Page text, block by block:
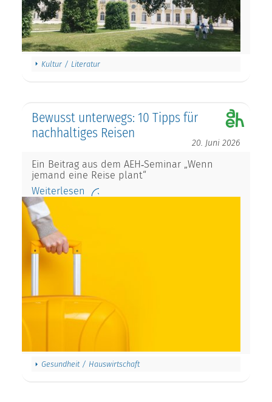
Kultur / Literatur
Bewusst unterwegs: 10 Tipps für
nachhaltiges Reisen
20. Juni 2026
Ein Beitrag aus dem AEH‑Seminar „Wenn
jemand eine Reise plant“
Weiterlesen
Gesundheit / Hauswirtschaft